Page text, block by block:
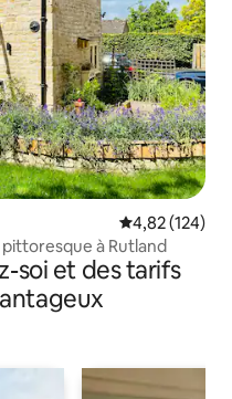
Évaluation
4,82 (124)
à Rutland
soi et des tarifs